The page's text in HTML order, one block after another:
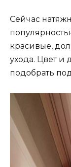
Сейчас
красивые,
ухода. Цвет и
подобрать